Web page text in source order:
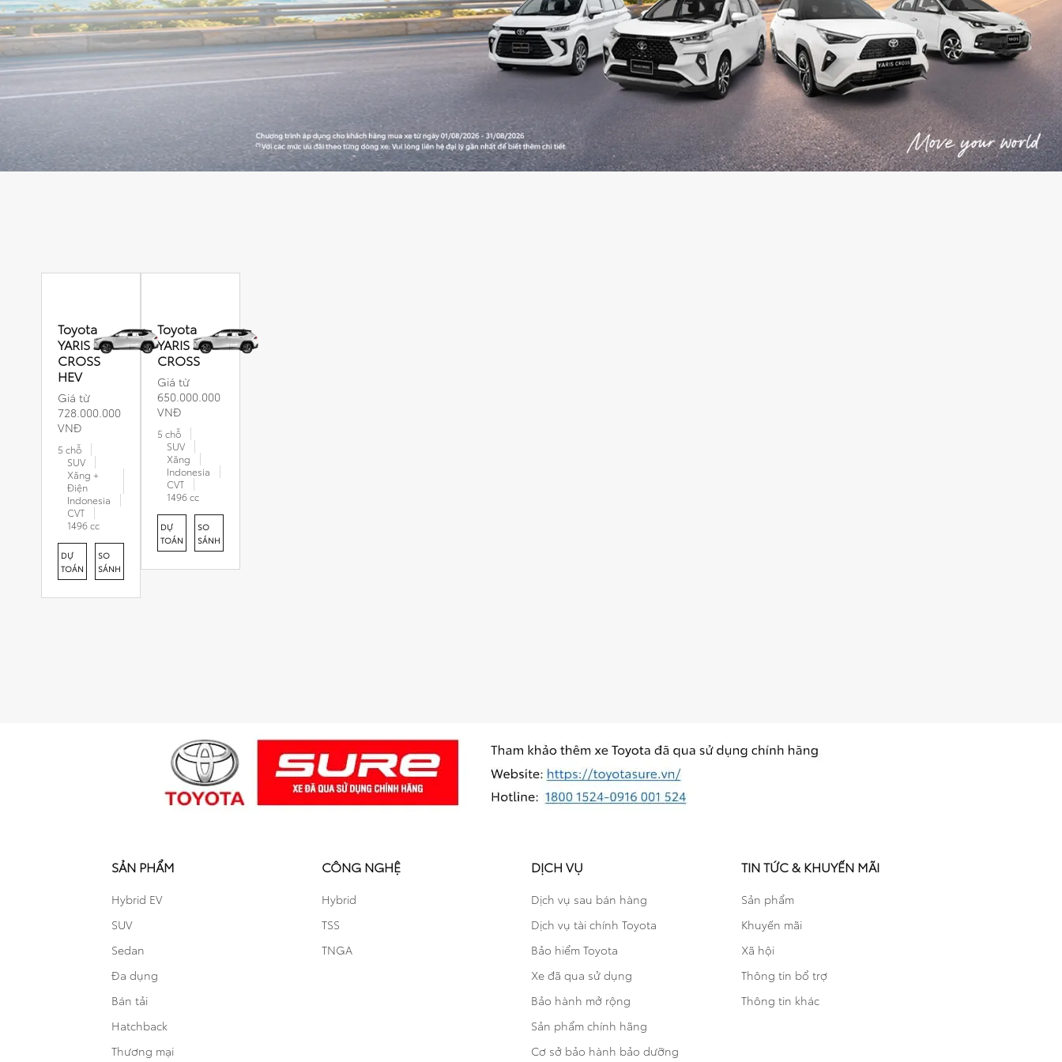
Toyota
YARIS
CROSS
HEV
Giá từ
728.000.000
VNĐ
5 chỗ
SUV
Xăng +
Điện
Indonesia
CVT
1496 cc
DỰ
TOÁN
SO
SÁNH
Toyota
YARIS
CROSS
Giá từ
650.000.000
VNĐ
5 chỗ
SUV
Xăng
Indonesia
CVT
1496 cc
DỰ
TOÁN
SO
SÁNH
SẢN PHẨM
Hybrid EV
SUV
Sedan
Đa dụng
Bán tải
Hatchback
Thương mại
CÔNG NGHỆ
Hybrid
TSS
TNGA
DỊCH VỤ
Dịch vụ sau bán hàng
Dịch vụ tài chính Toyota
Bảo hiểm Toyota
Xe đã qua sử dụng
Bảo hành mở rộng
Sản phẩm chính hãng
Cơ sở bảo hành bảo dưỡng
TIN TỨC & KHUYẾN MÃI
Sản phẩm
Khuyến mãi
Xã hội
Thông tin bổ trợ
Thông tin khác